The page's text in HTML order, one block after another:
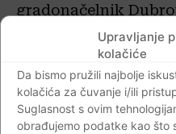
Upravljanje
kolačiće
Da bismo pružili najbolje
kolačića za čuvanje i/ili
Suglasnost s ovim
obrađujemo podatke kao što
gradonačelnik
Na odbijencu je
veleposlanstvo u
radi o još jednoj u
Podsjetimo, Srbija